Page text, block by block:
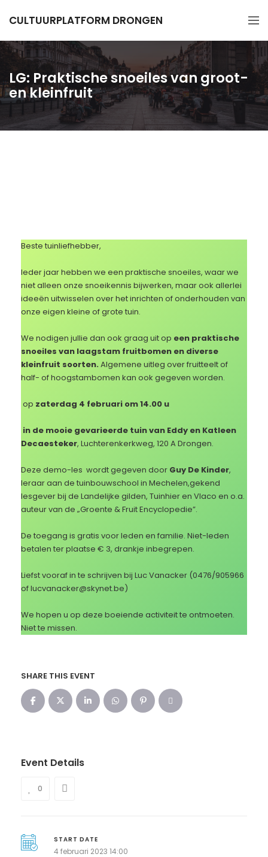
CULTUURPLATFORM DRONGEN
LG: Praktische snoeiles van groot-
en kleinfruit
Beste tuinliefhebber,
Ieder jaar hebben we een praktische snoeiles, waar we
niet alleen onze snoeikennis bijwerken, maar ook allerlei
ideeën uitwisselen over het inrichten of onderhouden van
onze eigen kleine of grote tuin.
We nodigen jullie dan ook graag uit op een praktische
snoeiles van laagstam fruitbomen en diverse
kleinfruit soorten.Algemene uitleg over fruitteelt of
half- of hoogstambomen kan ook gegeven worden.
op zaterdag 4 februari om 14.00 u
in de mooie gevarieerde tuin van Eddy en Katleen
Decaesteker, Luchterenkerkweg, 120 A Drongen.
Deze demo-les wordt gegeven door Guy De Kinder,
leraar aan de tuinbouwschool in Mechelen,gekend
lesgever bij de Landelijke gilden, Tuinhier en Vlaco en o.a.
auteur van de „Groente & Fruit Encyclopedie”.
De toegang is gratis voor leden en familie. Niet-leden
betalen ter plaatse € 3, drankje inbegrepen.
Liefst vooraf in te schrijven bij Luc Vanacker (0476/905966
of lucvanacker@skynet.be)
We hopen u op deze boeiende activiteit te ontmoeten.
Niet te missen.
SHARE THIS EVENT
Event Details
0
START DATE
4 februari 2023 14:00